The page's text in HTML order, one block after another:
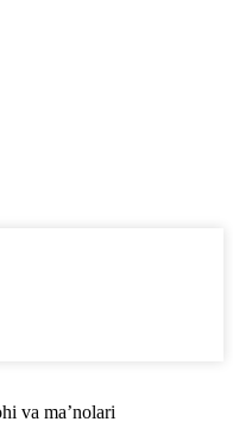
va ma’nolari